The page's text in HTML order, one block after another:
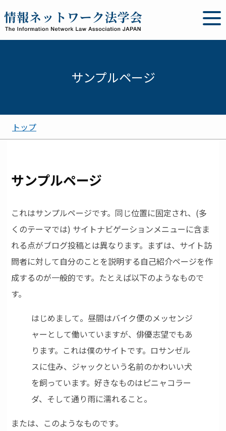
サンプルページ
トップ
サンプルページ
これはサンプルページです。同じ位置に固定され、(多
くのテーマでは) サイトナビゲーションメニューに含ま
れる点がブログ投稿とは異なります。まずは、サイト訪
問者に対して自分のことを説明する自己紹介ページを作
成するのが一般的です。たとえば以下のようなもので
す。
はじめまして。昼間はバイク便のメッセンジ
ャーとして働いていますが、俳優志望でもあ
ります。これは僕のサイトです。ロサンゼル
スに住み、ジャックという名前のかわいい犬
を飼っています。好きなものはピニャコラー
ダ、そして通り雨に濡れること。
または、このようなものです。